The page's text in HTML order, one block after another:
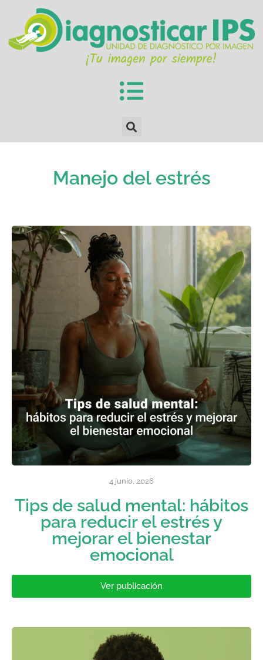
Manejo del estrés
4 junio, 2026
Tips de salud mental: hábitos
para reducir el estrés y
mejorar el bienestar
emocional
Ver publicación